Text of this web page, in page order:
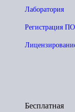
Лаборатория
Регистрация ПО
Бесплатная